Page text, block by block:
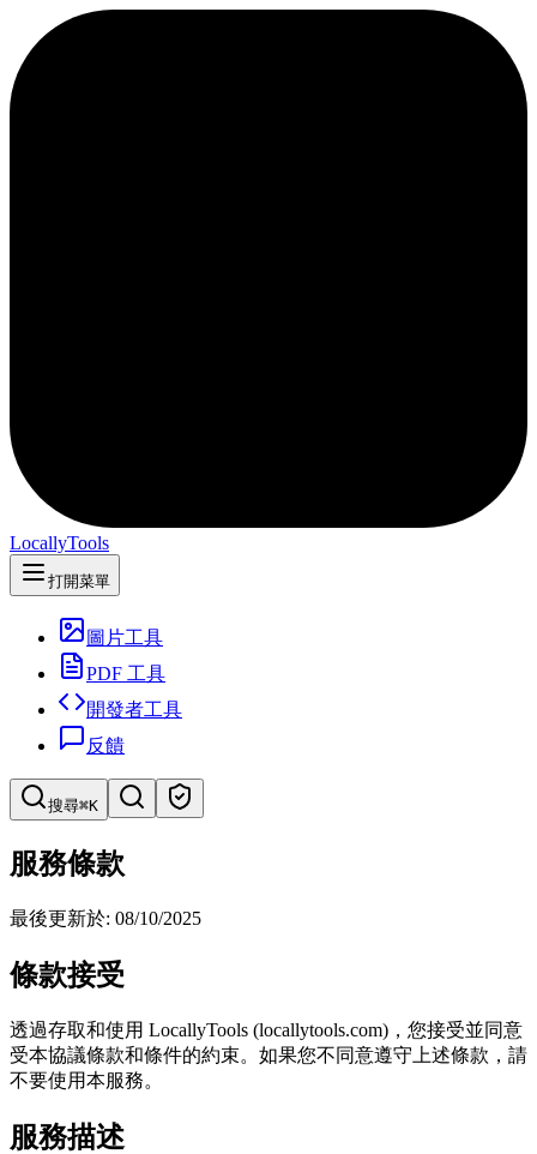
LocallyTools
打開菜單
圖片工具
PDF 工具
開發者工具
反饋
搜尋⌘K
搜索工具
快速搜索工具
服務條款
最後更新於: 08/10/2025
條款接受
透過存取和使用 LocallyTools (locallytools.com)，您接受並同意
受本協議條款和條件的約束。如果您不同意遵守上述條款，請
不要使用本服務。
服務描述